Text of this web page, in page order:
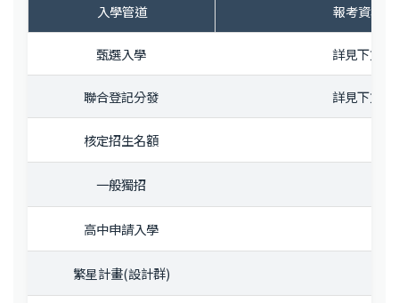
入學管道 報考資格 /
甄選入學 詳見下方名
聯合登記分發 詳見下方名
核定招生名額
一般獨招
高中申請入學
繁星計畫(設計群)